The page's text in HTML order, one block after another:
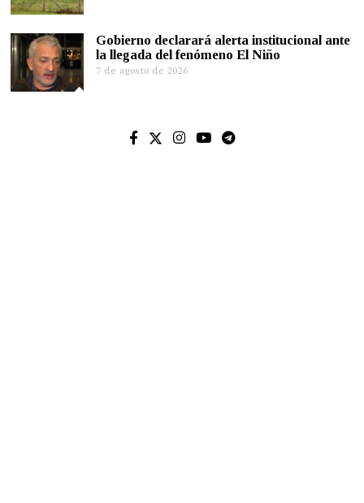
Gobierno declarará alerta institucional ante
la llegada del fenómeno El Niño
7 de agosto de 2026